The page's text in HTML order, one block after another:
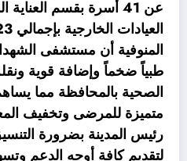
المنوفية أن مستشفى
طبياً ضخماً وإضافة قوية
الصحية بالمحافظة مما
متميزة للمرضى وتخفيف
رئيس المدينة بضرورة
لتقديم كافة أوجه الدعم